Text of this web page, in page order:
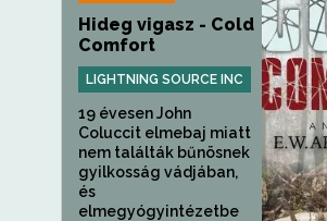
Hideg vigasz - Cold
Comfort
LIGHTNING SOURCE INC
19 évesen John
Coluccit elmebaj miatt
nem találták bűnösnek
gyilkosság vádjában,
és
elmegyógyintézetbe